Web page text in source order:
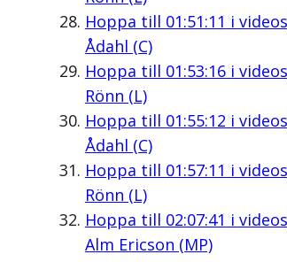
Hoppa till 01:51:11 i
Ådahl (C)
Hoppa till 01:53:16i
Rönn (L)
Hoppa till 01:55:12 i
Ådahl (C)
Hoppa till 01:57:11 i
Rönn (L)
Hoppa till 02:07:41 i
Alm Ericson (MP)